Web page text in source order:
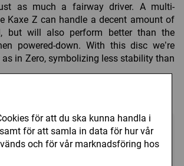
för att du ska kunna handla i
för att samla in data för hur vår
och för vår marknadsföring hos
as much a fairway driver. A multi-
Kaxe Z can handle a decent amount of
but will also perform better than the
powered-down. With this disc we’re
in Zero, symbolizing less stability than
variera i färg och form.